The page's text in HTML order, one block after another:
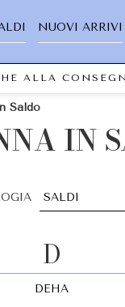
NUOVI ARRIVI
ALLA
Saldo
IN
D
DEHA